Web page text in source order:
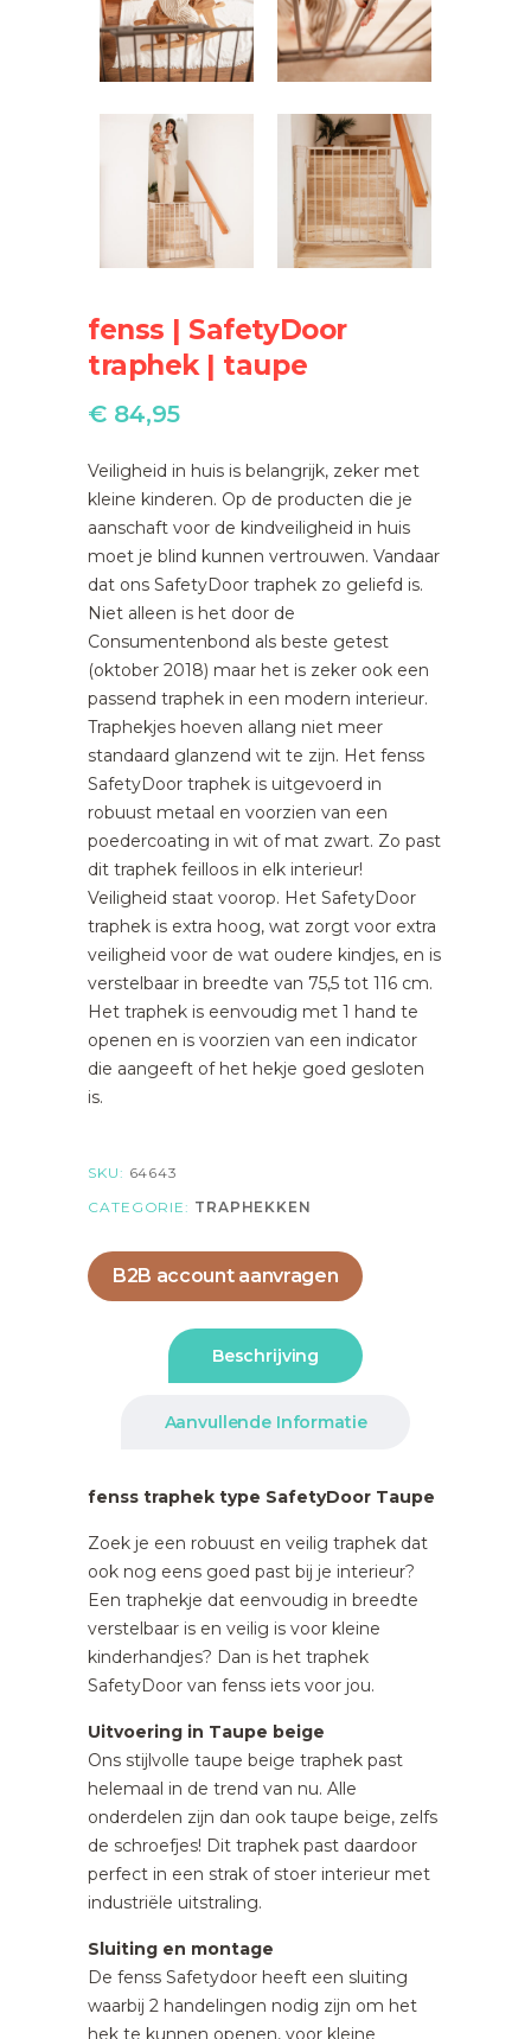
fenss | SafetyDoor
traphek | taupe
€ 84,95
Veiligheid in huis is belangrijk, zeker met
kleine kinderen. Op de producten die je
aanschaft voor de kindveiligheid in huis
moet je blind kunnen vertrouwen. Vandaar
dat ons SafetyDoor traphek zo geliefd is.
Niet alleen is het door de
Consumentenbond als beste getest
(oktober 2018) maar het is zeker ook een
passend traphek in een modern interieur.
Traphekjes hoeven allang niet meer
standaard glanzend wit te zijn. Het fenss
SafetyDoor traphek is uitgevoerd in
robuust metaal en voorzien van een
poedercoating in wit of mat zwart. Zo past
dit traphek feilloos in elk interieur!
Veiligheid staat voorop. Het SafetyDoor
traphek is extra hoog, wat zorgt voor extra
veiligheid voor de wat oudere kindjes, en is
verstelbaar in breedte van 75,5 tot 116 cm.
Het traphek is eenvoudig met 1 hand te
openen en is voorzien van een indicator
die aangeeft of het hekje goed gesloten
is.
SKU: 64643
CATEGORIE: TRAPHEKKEN
B2B account aanvragen
Beschrijving
Aanvullende Informatie
fenss traphek type SafetyDoor Taupe
Zoek je een robuust en veilig traphek dat
ook nog eens goed past bij je interieur?
Een traphekje dat eenvoudig in breedte
verstelbaar is en veilig is voor kleine
kinderhandjes? Dan is het traphek
SafetyDoor van fenss iets voor jou.
Uitvoering in Taupe beige
Ons stijlvolle taupe beige traphek past
helemaal in de trend van nu. Alle
onderdelen zijn dan ook taupe beige, zelfs
de schroefjes! Dit traphek past daardoor
perfect in een strak of stoer interieur met
industriële uitstraling.
Sluiting en montage
De fenss Safetydoor heeft een sluiting
waarbij 2 handelingen nodig zijn om het
hek te kunnen openen, voor kleine